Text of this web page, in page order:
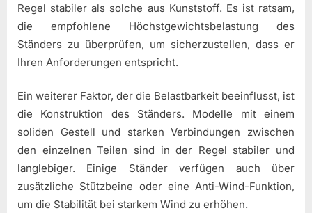
Regel stabiler als solche aus Kunststoff. Es ist ratsam,
die empfohlene Höchstgewichtsbelastung des
Ständers zu überprüfen, um sicherzustellen, dass er
Ihren Anforderungen entspricht.
Ein weiterer Faktor, der die Belastbarkeit beeinflusst, ist
die Konstruktion des Ständers. Modelle mit einem
soliden Gestell und starken Verbindungen zwischen
den einzelnen Teilen sind in der Regel stabiler und
langlebiger. Einige Ständer verfügen auch über
zusätzliche Stützbeine oder eine Anti-Wind-Funktion,
um die Stabilität bei starkem Wind zu erhöhen.